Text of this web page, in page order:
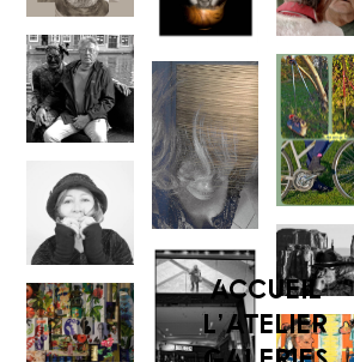
ACCUEIL
L’ATELIER